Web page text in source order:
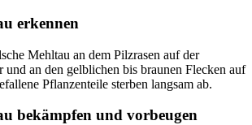
erkennen
Mehltau an dem Pilzrasen auf der
und an den gelblichen bis braunen Flecken auf
Pflanzenteile sterben langsam ab.
bekämpfen und vorbeugen